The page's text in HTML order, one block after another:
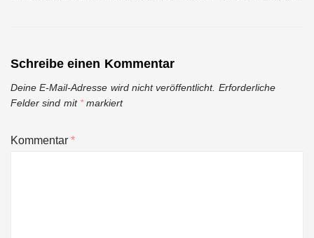
Schreibe einen Kommentar
Deine E-Mail-Adresse wird nicht veröffentlicht. Erforderliche
Felder sind mit *markiert
Kommentar*